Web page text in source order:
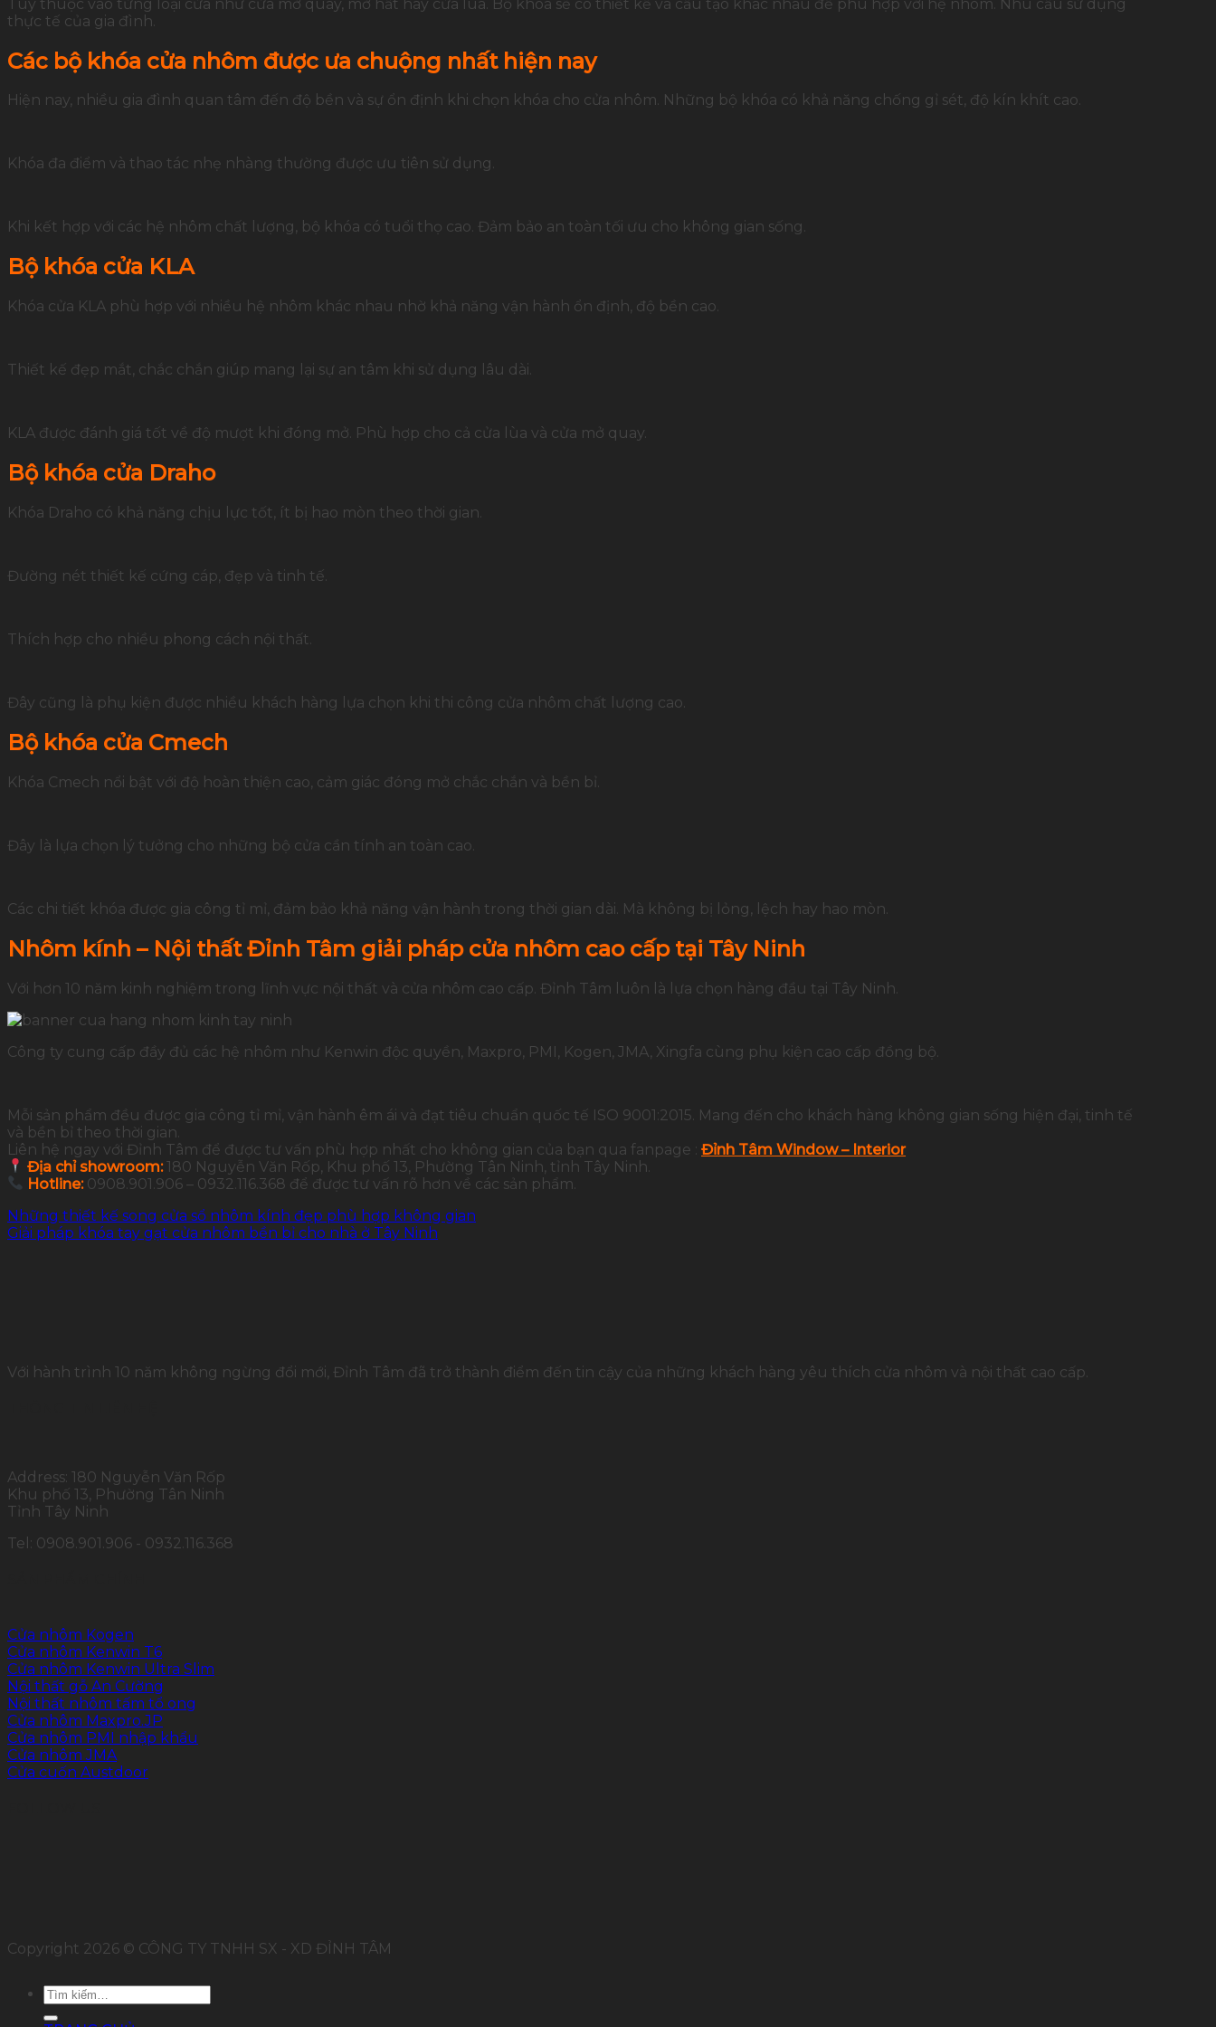
Tùy thuộc vào từng loại cửa như cửa mở quay, mở hất hay cửa lùa. Bộ khóa sẽ có thiết kế và cấu tạo khác nhau để phù hợp với hệ nhôm. Nhu cầu sử dụng
thực tế của gia đình.
Các bộ khóa cửa nhôm được ưa chuộng nhất hiện nay
Hiện nay, nhiều gia đình quan tâm đến độ bền và sự ổn định khi chọn khóa cho cửa nhôm. Những bộ khóa có khả năng chống gỉ sét, độ kín khít cao.
Khóa đa điểm và thao tác nhẹ nhàng thường được ưu tiên sử dụng.
Khi kết hợp với các hệ nhôm chất lượng, bộ khóa có tuổi thọ cao. Đảm bảo an toàn tối ưu cho không gian sống.
Bộ khóa cửa KLA
Khóa cửa KLA phù hợp với nhiều hệ nhôm khác nhau nhờ khả năng vận hành ổn định, độ bền cao.
Thiết kế đẹp mắt, chắc chắn giúp mang lại sự an tâm khi sử dụng lâu dài.
KLA được đánh giá tốt về độ mượt khi đóng mở. Phù hợp cho cả cửa lùa và cửa mở quay.
Bộ khóa cửa Draho
Khóa Draho có khả năng chịu lực tốt, ít bị hao mòn theo thời gian.
Đường nét thiết kế cứng cáp, đẹp và tinh tế.
Thích hợp cho nhiều phong cách nội thất.
Đây cũng là phụ kiện được nhiều khách hàng lựa chọn khi thi công cửa nhôm chất lượng cao.
Bộ khóa cửa Cmech
Khóa Cmech nổi bật với độ hoàn thiện cao, cảm giác đóng mở chắc chắn và bền bỉ.
Đây là lựa chọn lý tưởng cho những bộ cửa cần tính an toàn cao.
Các chi tiết khóa được gia công tỉ mỉ, đảm bảo khả năng vận hành trong thời gian dài. Mà không bị lỏng, lệch hay hao mòn.
Nhôm kính – Nội thất Đỉnh Tâm giải pháp cửa nhôm cao cấp tại Tây Ninh
Với hơn 10 năm kinh nghiệm trong lĩnh vực nội thất và cửa nhôm cao cấp. Đỉnh Tâm luôn là lựa chọn hàng đầu tại Tây Ninh.
Công ty cung cấp đầy đủ các hệ nhôm như Kenwin độc quyền, Maxpro, PMI, Kogen, JMA, Xingfa cùng phụ kiện cao cấp đồng bộ.
Mỗi sản phẩm đều được gia công tỉ mỉ, vận hành êm ái và đạt tiêu chuẩn quốc tế ISO 9001:2015. Mang đến cho khách hàng không gian sống hiện đại, tinh tế
và bền bỉ theo thời gian.
Liên hệ ngay với Đỉnh Tâm để được tư vấn phù hợp nhất cho không gian của bạn qua fanpage : Đỉnh Tâm Window – Interior
Địa chỉ showroom:180 Nguyễn Văn Rốp, Khu phố 13, Phường Tân Ninh, tỉnh Tây Ninh.
Hotline: 0908.901.906 – 0932.116.368 để được tư vấn rõ hơn về các sản phẩm.
Những thiết kế song cửa sổ nhôm kính đẹp phù hợp không gian
Giải pháp khóa tay gạt cửa nhôm bền bỉ cho nhà ở Tây Ninh
Với hành trình 10 năm không ngừng đổi mới, Đỉnh Tâm đã trở thành điểm đến tin cậy của những khách hàng yêu thích cửa nhôm và nội thất cao cấp.
Address: 180 Nguyễn Văn Rốp
Khu phố 13, Phường Tân Ninh
Tỉnh Tây Ninh
Tel: 0908.901.906 - 0932.116.368
Cửa nhôm Kogen
Cửa nhôm Kenwin T6
Cửa nhôm Kenwin Ultra Slim
Nội thất gỗ An Cường
Nội thất nhôm tấm tổ ong
Cửa nhôm Maxpro.JP
Cửa nhôm PMI nhập khẩu
Cửa nhôm JMA
Cửa cuốn Austdoor
Copyright 2026 © CÔNG TY TNHH SX - XD ĐỈNH TÂM
Tìm